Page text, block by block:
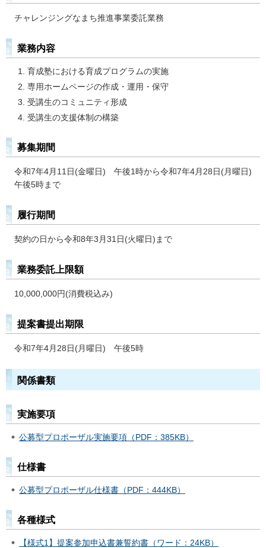
チャレンジングなまち推進事業委託業務
業務内容
育成塾における育成プログラムの実施
専用ホームページの作成・運用・保守
受講生のコミュニティ形成
受講生の支援体制の構築
募集期間
令和7年4月11日(金曜日) 午後1時から令和7年4月28日(月曜日)
午後5時まで
履行期間
契約の日から令和8年3月31日(火曜日)まで
業務委託上限額
10,000,000円(消費税込み)
提案書提出期限
令和7年4月28日(月曜日) 午後5時
関係書類
実施要項
公募型プロポーザル実施要項（PDF：385KB）
仕様書
公募型プロポーザル仕様書（PDF：444KB）
各種様式
【様式1】提案参加申込書兼誓約書（ワード：24KB）